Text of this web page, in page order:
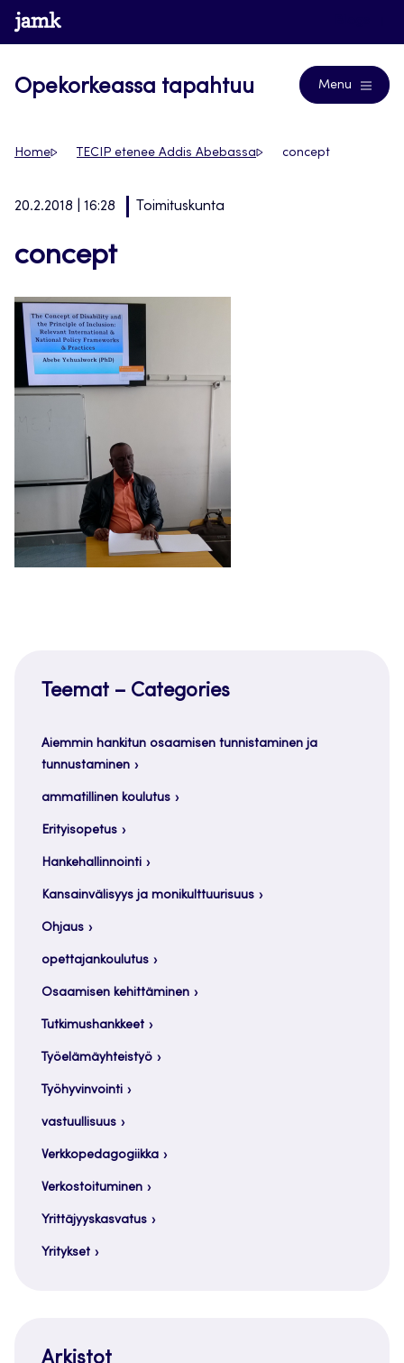
Siirry
suoraan
www.jamk.fi
Opekorkeassa tapahtuu Menu
Home TECIP etenee Addis Abebassa concept
20.2.2018 | 16:28 Toimituskunta
concept
Teemat – Categories
Aiemmin hankitun osaamisen tunnistaminen ja
tunnustaminen
ammatillinen koulutus
Erityisopetus
Hankehallinnointi
Kansainvälisyys ja monikulttuurisuus
Ohjaus
opettajankoulutus
Osaamisen kehittäminen
Tutkimushankkeet
Työelämäyhteistyö
Työhyvinvointi
vastuullisuus
Verkkopedagogiikka
Verkostoituminen
Yrittäjyyskasvatus
Yritykset